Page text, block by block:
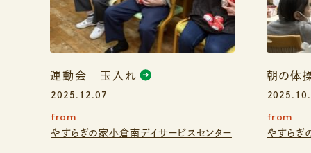
運動会 玉入れ
2025.12.07
from
やすらぎの家小倉南デイサービスセンター
朝の体
from
やすらぎ